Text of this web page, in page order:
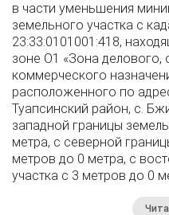
в части уменьшения
земельного участка с
23:33:0101001:418,
зоне О1 «Зона делового,
коммерческого
расположенного по
Туапсинский район, с.
западной границы
метра, с северной
метров до 0 метра, с
участка с 3 метров до 0